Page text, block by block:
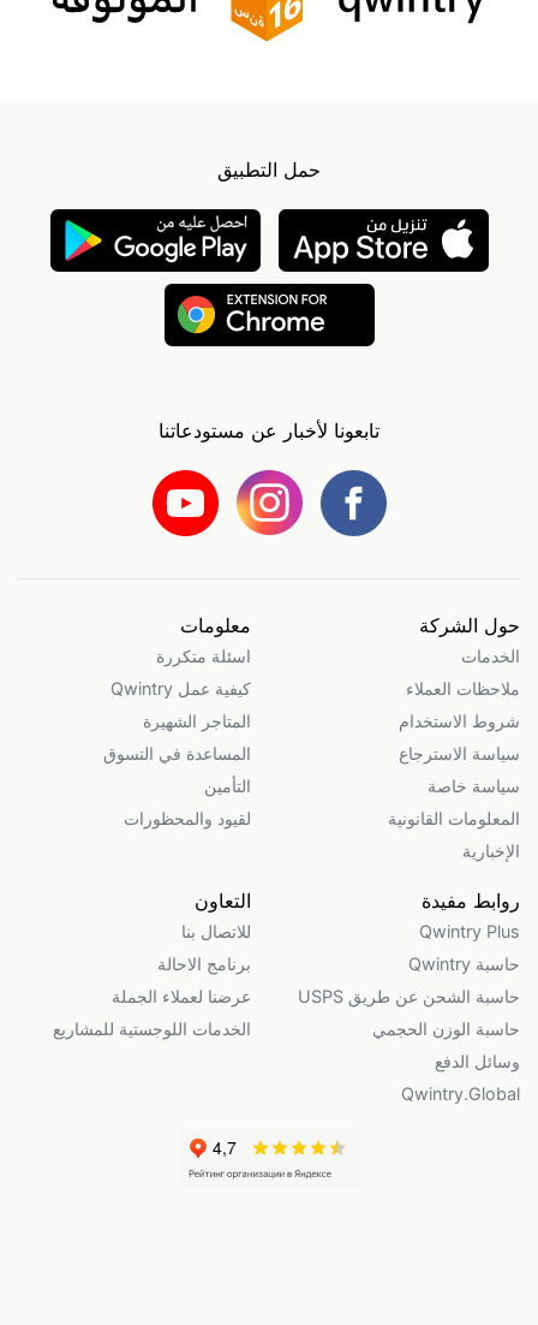
حمل التطبيق
تابعونا لأخبار عن مستودعاتنا
حول الشركة
الخدمات
ملاحظات العملاء
شروط الاستخدام
سياسة الاسترجاع
سياسة خاصة
المعلومات القانونية
الإخبارية
معلومات
اسئلة متكررة
كيفية عمل Qwintry
المتاجر الشهيرة
المساعدة في التسوق
التأمين
لقيود والمحظورات
روابط مفيدة
Qwintry Plus
حاسبة Qwintry
حاسبة الشحن عن طريق USPS
حاسبة الوزن الحجمي
وسائل الدفع
Qwintry.Global
التعاون
للاتصال بنا
برنامج الاحالة
عرضنا لعملاء الجملة
الخدمات اللوجستية للمشاريع